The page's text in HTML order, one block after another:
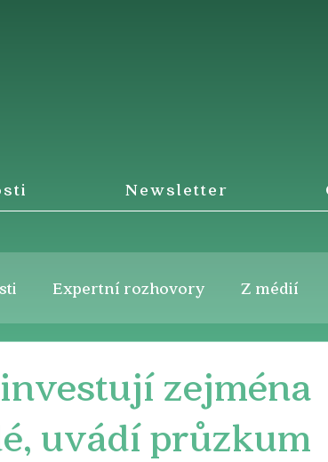
Newsletter
Expertní rozhovory Z médií
zejména
uvádí průzkum